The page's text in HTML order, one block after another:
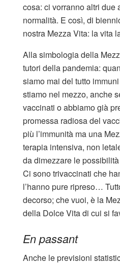
cosa: ci vorranno altri due
normalità. E così, di
nostra Mezza Vita: la vita
Alla simbologia della
tutori della pandemia:
siamo mai del tutto
stiamo nel mezzo, anche
vaccinati o abbiamo già
promessa radiosa del
più l’immunità ma una
terapia intensiva, non
da dimezzare le
Ci sono trivaccinati che
l’hanno pure ripreso…
decorso; che vuoi, è la
della Dolce Vita di cui si
En passant
Anche le previsioni